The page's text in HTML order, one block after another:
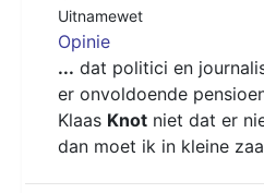
Uitnamewet
Opinie
... dat politici en
er onvoldoende
Klaas Knot niet dat er
dan moet ik in kleine